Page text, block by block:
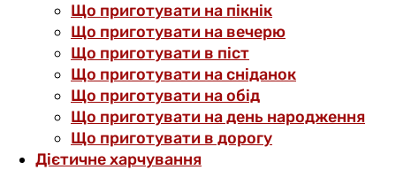
Що приготувати на пікнік
Що приготувати на вечерю
Що приготувати в піст
Що приготувати на сніданок
Що приготувати на обід
Що приготувати на день народження
Що приготувати в дорогу
Дієтичне харчування